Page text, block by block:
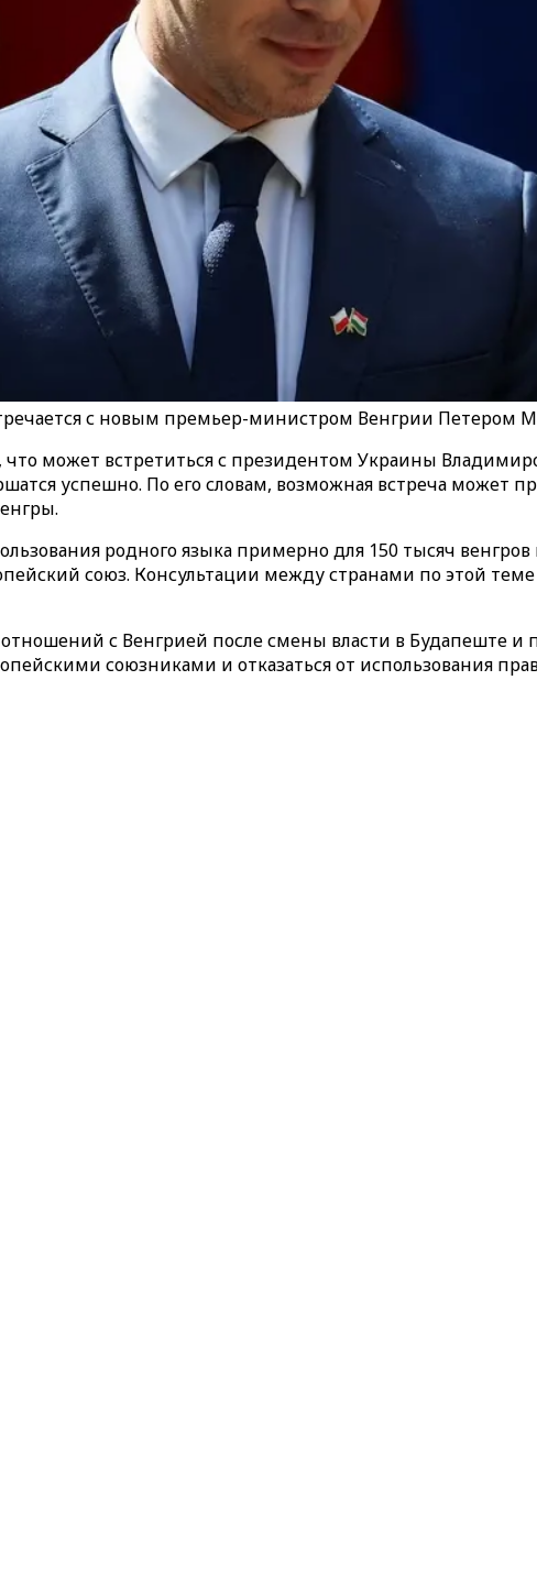
с новым премьер-министром Венгрии Петером
может встретиться с президентом Украины
успешно. По его словам, возможная встреча может
родного языка примерно для 150 тысяч
союз. Консультации между странами по этой
с Венгрией после смены власти в Будапеште
союзниками и отказаться от использования